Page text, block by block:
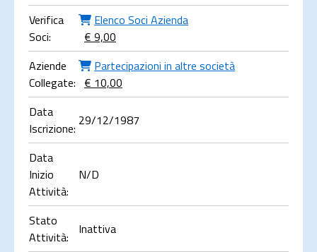
Verifica
Soci:
Elenco Soci Azienda
€ 9,00
Aziende
Collegate:
Partecipazioni in altre società
€ 10,00
Data
Iscrizione: 29/12/1987
Data
Inizio
Attività:
N/D
Stato
Attività:
Inattiva